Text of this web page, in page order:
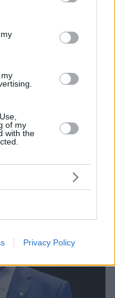
its third-party tags to
in below Google
of my
with the
Privacy Policy
Το τελευταίο
σύζυγό της πριν
τους